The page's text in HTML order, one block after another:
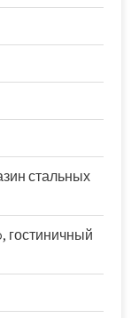
стальных
гостиничный